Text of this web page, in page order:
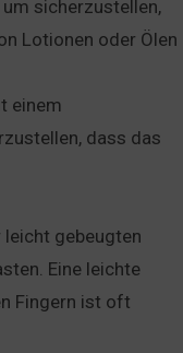
sicherzustellen,
Lotionen oder Ölen
einem
dass das
leicht gebeugten
Eine leichte
Fingern ist oft